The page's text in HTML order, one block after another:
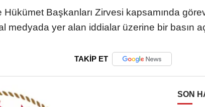
Başkanları Zirvesi kapsamında
medyada yer alan iddialar üzerine bir basın
TAKİP ET
SON